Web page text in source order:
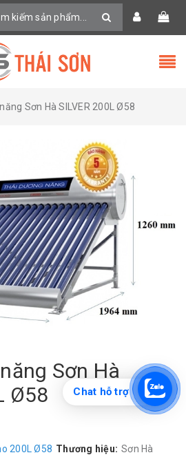
Sơn Hà SILVER 200L Ø58
Sơn Hà
Ø58
200L Ø58 Thương hiệu: Sơn Hà
Chat hỗ trợ